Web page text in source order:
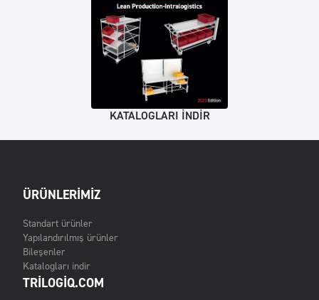
KATALOGLARI INDIR
ÜRÜNLERIMIZ
Standart ürünler
Yapılandırılmış ürünler
Bileşenler
Katalogları indir
TRILOGIQ.COM